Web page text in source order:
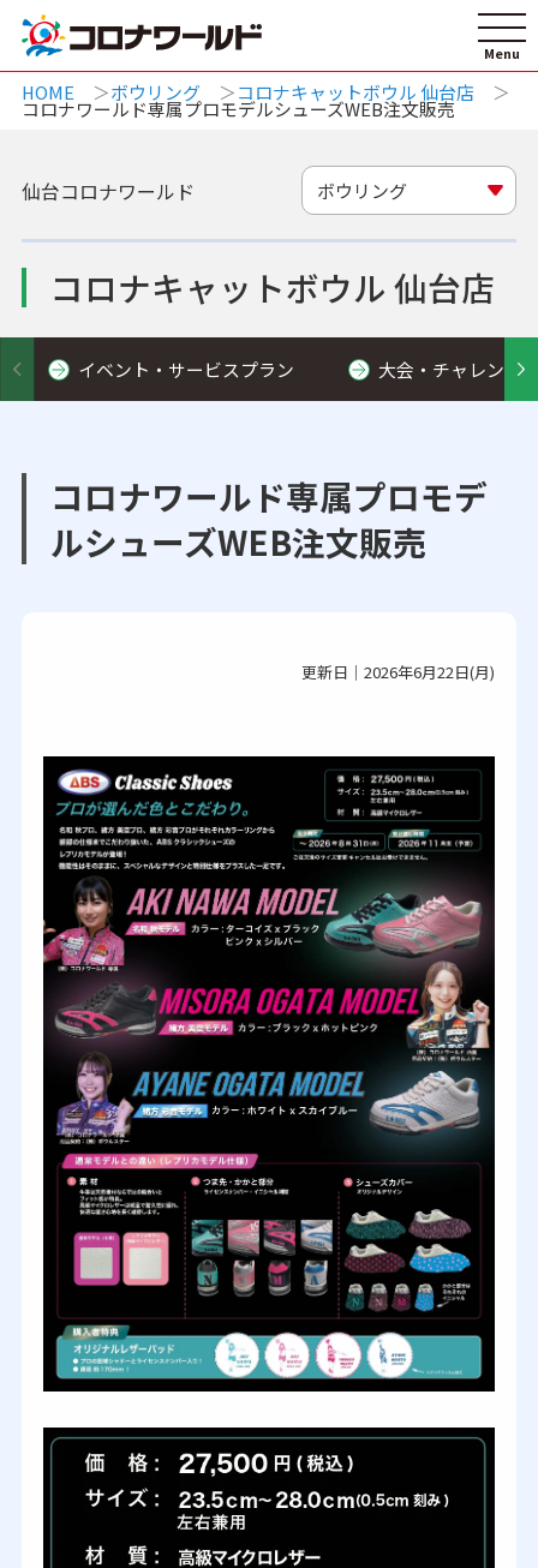
HOME ボウリング コロナキャットボウル 仙台店
コロナワールド専属プロモデルシューズWEB注文販売
コロナキャットボウル 仙台店
仙台コロナワールド ボウリング
イベント・サービスプラン 大会・チャレンジ
コロナワールド専属プロモデ
ルシューズWEB注文販売
更新日｜2026年6月22日(月)